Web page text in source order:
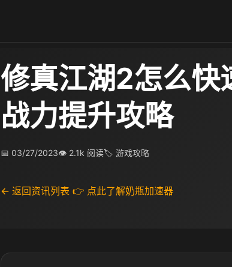
修真江湖2怎么快
战力提升攻略
📅 03/27/2023👁 2.1k 阅读🏷 游戏攻略
← 返回资讯列表 👉 点此了解奶瓶加速器